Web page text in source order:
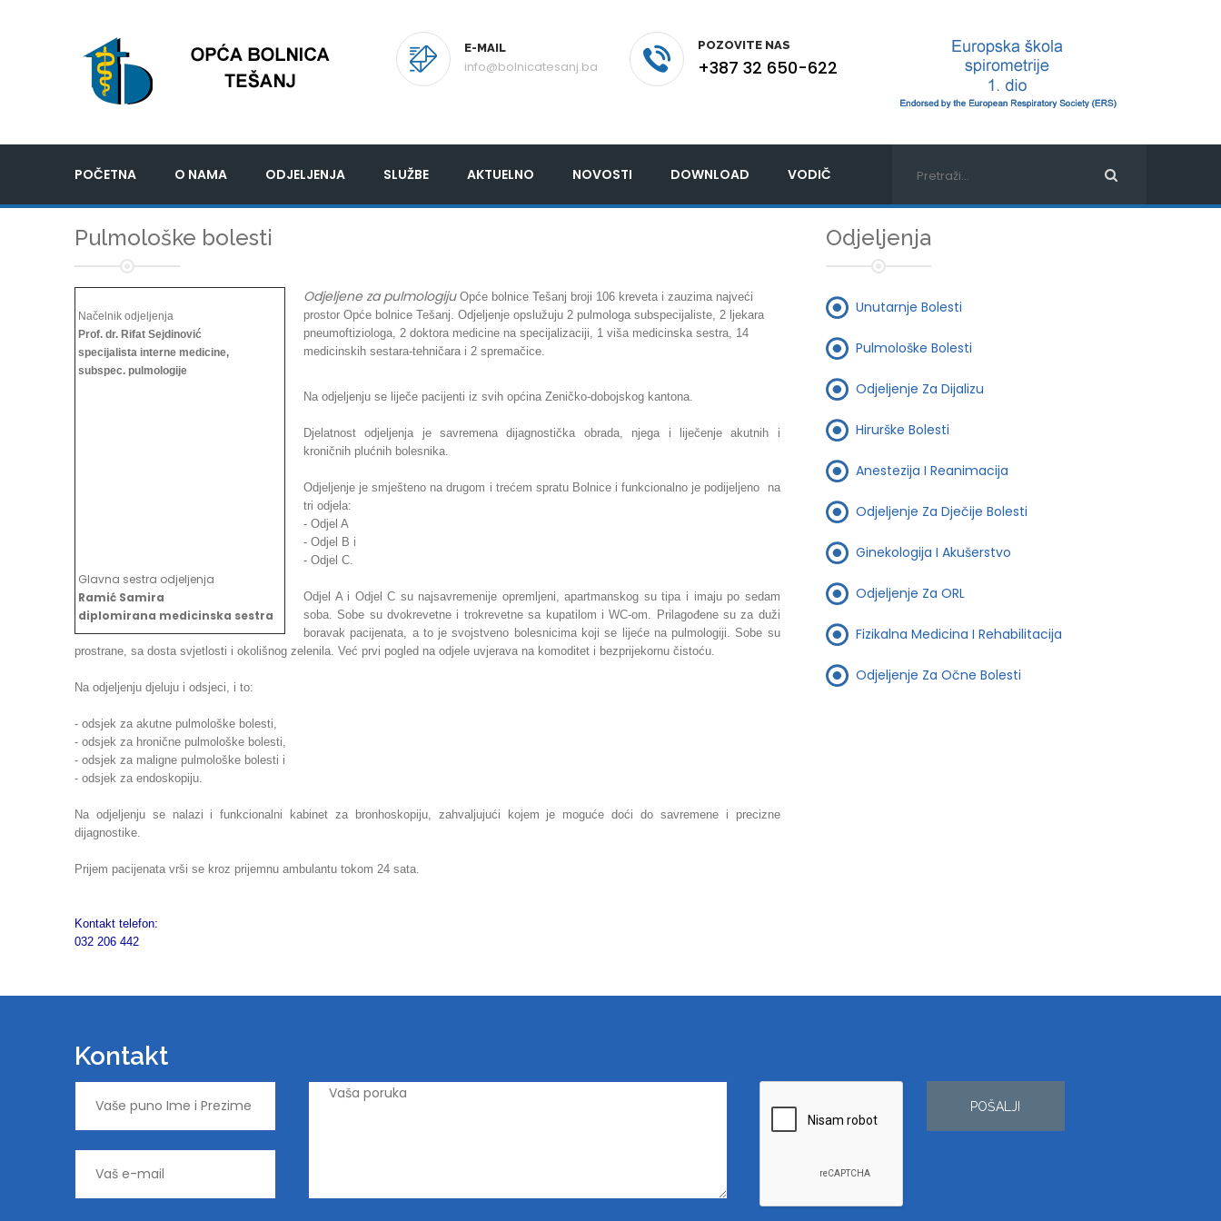
E-MAIL
info@bolnicatesanj.ba
POZOVITE NAS
+387 32 650-622
POČETNA O NAMA ODJELJENJA SLUŽBE AKTUELNO NOVOSTI DOWNLOAD VODIČ
Pulmološke bolesti
Načelnik odjeljenja
Prof. dr. Rifat Sejdinović
specijalista interne medicine,
subspec. pulmologije
Glavna sestra odjeljenja
Ramić Samira
diplomirana medicinska sestra
Odjeljene za pulmologijuOpće bolnice Tešanj broji 106 kreveta i zauzima najveći
prostor Opće bolnice Tešanj. Odjeljenje opslužuju 2 pulmologa subspecijaliste, 2 ljekara
pneumoftiziologa, 2 doktora medicine na specijalizaciji, 1 viša medicinska sestra, 14
medicinskih sestara-tehničara i 2 spremačice.
Na odjeljenju se liječe pacijenti iz svih općina Zeničko-dobojskog kantona.
Djelatnost odjeljenja je savremena dijagnostička obrada, njega i liječenje akutnih i
kroničnih plućnih bolesnika.
Odjeljenje je smješteno na drugom i trećem spratu Bolnice i funkcionalno je podijeljeno na
tri odjela:
- Odjel A
- Odjel B i
- Odjel C.
Odjel A i Odjel C su najsavremenije opremljeni, apartmanskog su tipa i imaju po sedam
soba. Sobe su dvokrevetne i trokrevetne sa kupatilom i WC-om. Prilagođene su za duži
boravak pacijenata, a to je svojstveno bolesnicima koji se lijeće na pulmologiji. Sobe su
prostrane, sa dosta svjetlosti i okolišnog zelenila. Već prvi pogled na odjele uvjerava na komoditet i bezprijekornu čistoću.
Na odjeljenju djeluju i odsjeci, i to:
- odsjek za akutne pulmološke bolesti,
- odsjek za hronične pulmološke bolesti,
- odsjek za maligne pulmološke bolesti i
- odsjek za endoskopiju.
Na odjeljenju se nalazi i funkcionalni kabinet za bronhoskopiju, zahvaljujući kojem je moguće doći do savremene i precizne
dijagnostike.
Prijem pacijenata vrši se kroz prijemnu ambulantu tokom 24 sata.
Kontakt telefon:
032 206 442
Odjeljenja
Unutarnje Bolesti
Pulmološke Bolesti
Odjeljenje Za Dijalizu
Hirurške Bolesti
Anestezija I Reanimacija
Odjeljenje Za Dječije Bolesti
Ginekologija I Akušerstvo
Odjeljenje Za ORL
Fizikalna Medicina I Rehabilitacija
Odjeljenje Za Očne Bolesti
Kontakt
POŠALJI